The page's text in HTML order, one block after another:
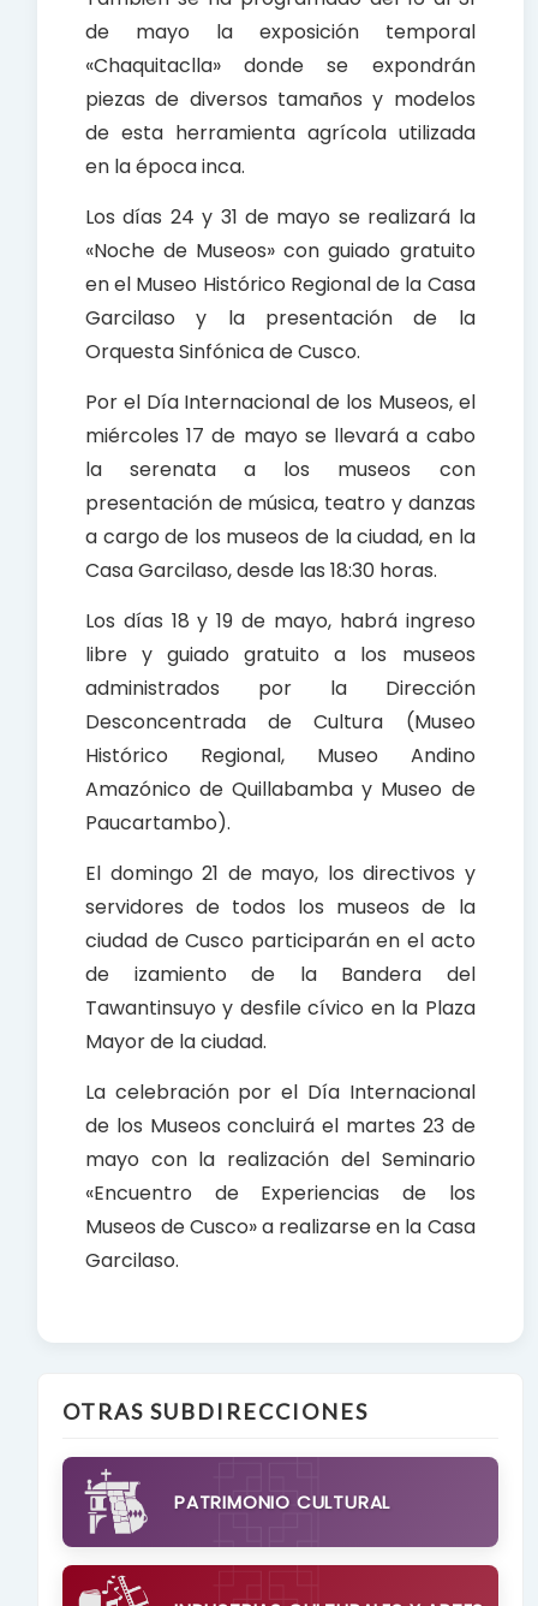
de mayo la exposición temporal
«Chaquitaclla» donde se expondrán
piezas de diversos tamaños y modelos
de esta herramienta agrícola utilizada
en la época inca.
Los días 24 y 31 de mayo se realizará la
«Noche de Museos» con guiado gratuito
en el Museo Histórico Regional de la Casa
Garcilaso y la presentación de la
Orquesta Sinfónica de Cusco.
Por el Día Internacional de los Museos, el
miércoles 17 de mayo se llevará a cabo
la serenata a los museos con
presentación de música, teatro y danzas
a cargo de los museos de la ciudad, en la
Casa Garcilaso, desde las 18:30 horas.
Los días 18 y 19 de mayo, habrá ingreso
libre y guiado gratuito a los museos
administrados por la Dirección
Desconcentrada de Cultura (Museo
Histórico Regional, Museo Andino
Amazónico de Quillabamba y Museo de
Paucartambo).
El domingo 21 de mayo, los directivos y
servidores de todos los museos de la
ciudad de Cusco participarán en el acto
de izamiento de la Bandera del
Tawantinsuyo y desfile cívico en la Plaza
Mayor de la ciudad.
La celebración por el Día Internacional
de los Museos concluirá el martes 23 de
mayo con la realización del Seminario
«Encuentro de Experiencias de los
Museos de Cusco» a realizarse en la Casa
Garcilaso.
OTRAS SUBDIRECCIONES
PATRIMONIO CULTURAL